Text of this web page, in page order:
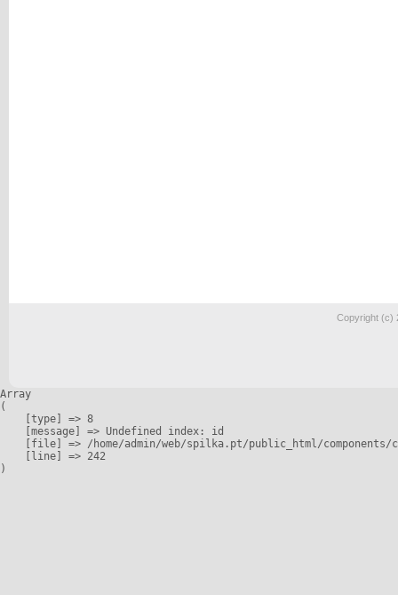
Copyright (c)
Array
(
    [type] => 8
    [message] => Undefined index: id
[file] => /home/admin/web/spilka.pt/public_html/
    [line] => 242